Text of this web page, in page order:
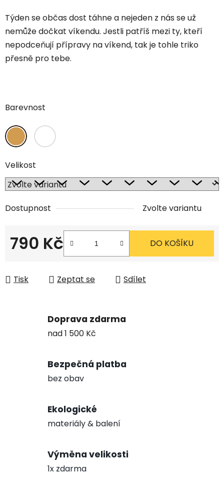
Týden se občas dost táhne a nejeden z nás se už
nemůže dočkat víkendu. Jestli patříš mezi ty, kteří
nepodceňují přípravy na víkend, tak je tohle triko
přesně pro tebe.
Barevnost
Velikost
Dostupnost Zvolte variantu
790 Kč DO KOŠÍKU
Tisk Zeptat se Sdílet
Doprava zdarma
nad 1 500 Kč
Bezpečná platba
bez obav
Ekologické
materiály & balení
Výměna velikosti
1x zdarma